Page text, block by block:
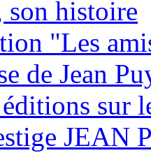
son histoire
"Les
de Jean
sur
JEAN